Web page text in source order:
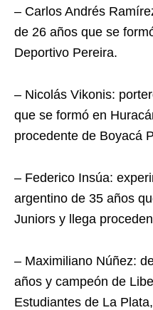
– Carlos Andrés
de 26 años que se
Deportivo Pereira.
– Nicolás Vikonis:
que se formó en
procedente de Boyacá
– Federico Insúa:
argentino de 35 años
Juniors y llega
– Maximiliano Núñez:
años y campeón de
Estudiantes de La